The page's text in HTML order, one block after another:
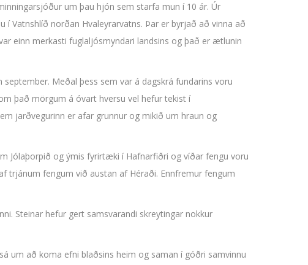
um þau hjón sem starfa mun í 10 ár. Úr
Vatnshlíð norðan Hvaleyrarvatns. Þar er byrjað að vinna að
einn merkasti fuglaljósmyndari landsins og það er ætlunin
Meðal þess sem var á dagskrá fundarins voru
það mörgum á óvart hversu vel hefur tekist í
jarðvegurinn er afar grunnur og mikið um hraun og
Jólaþorpið og ýmis fyrirtæki í Hafnarfiðri og víðar fengu voru
fengum við austan af Héraði. Ennfremur fengum
Steinar hefur gert samsvarandi skreytingar nokkur
um að koma efni blaðsins heim og saman í góðri samvinnu